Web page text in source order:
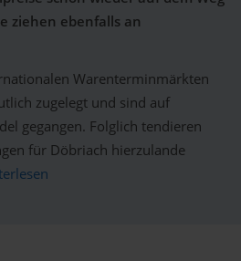
ziehen ebenfalls an
Warenterminmärkten
zugelegt und sind auf
gegangen. Folglich tendieren
für Döbriach hierzulande